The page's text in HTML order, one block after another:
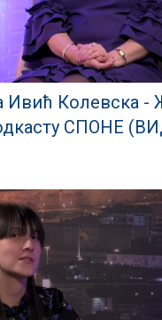
Ивић Колевска -
СПОНЕ